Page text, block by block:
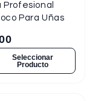
Profesional
Para Uñas
Seleccionar
Producto